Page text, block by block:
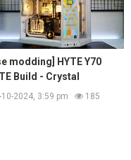
modding] HYTE Y70
Build - Crystal
2024, 3:59 pm 185